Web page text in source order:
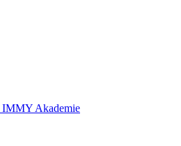
IMMY Akademie